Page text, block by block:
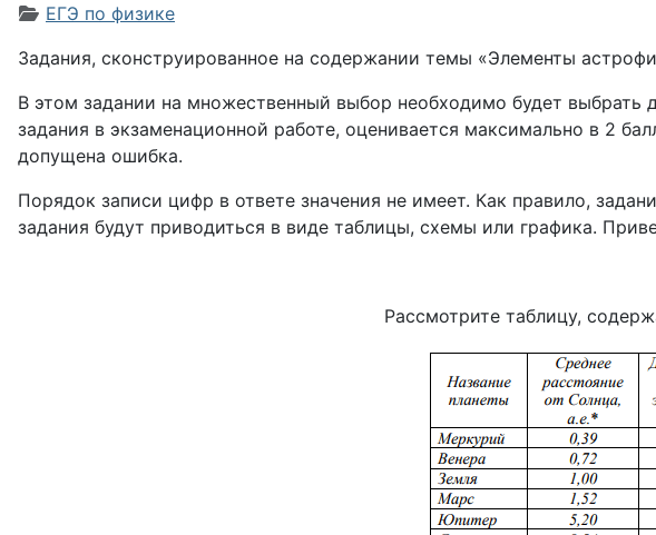
Информация о материале
ЕГЭ по физике
Задания, сконструированное на содержании темы «Элементы
В этом задании на множественный выбор необходимо будет выбрать
задания в экзаменационной работе, оценивается максимально в 2
допущена ошибка.
Порядок записи цифр в ответе значения не имеет. Как правило,
задания будут приводиться в виде таблицы, схемы или графика.
Рассмотрите таблицу,